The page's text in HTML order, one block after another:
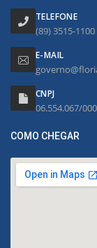
TELEFONE
(89) 3515-1100
E-MAIL
CNPJ
06.554.067/
COMO CHEGAR